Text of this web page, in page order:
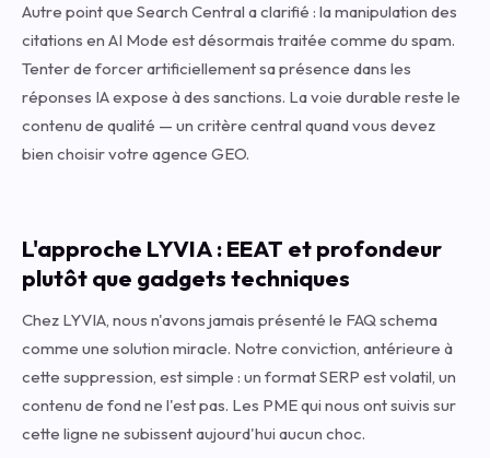
Autre point que Search Central a clarifié : la manipulation des
citations en AI Mode est désormais traitée comme du spam.
Tenter de forcer artificiellement sa présence dans les
réponses IA expose à des sanctions. La voie durable reste le
contenu de qualité — un critère central quand vous devez
bien choisir votre agence GEO.
L'approche LYVIA : EEAT et profondeur
plutôt que gadgets techniques
Chez LYVIA, nous n'avons jamais présenté le FAQ schema
comme une solution miracle. Notre conviction, antérieure à
cette suppression, est simple : un format SERP est volatil, un
contenu de fond ne l'est pas. Les PME qui nous ont suivis sur
cette ligne ne subissent aujourd'hui aucun choc.